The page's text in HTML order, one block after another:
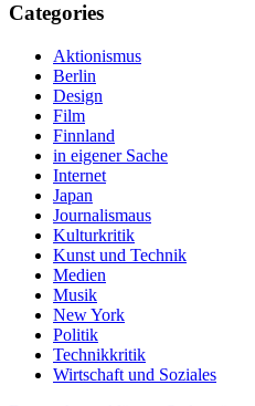
Categories
Aktionismus
Berlin
Design
Film
Finnland
in eigener Sache
Internet
Japan
Journalismaus
Kulturkritik
Kunst und Technik
Medien
Musik
New York
Politik
Technikkritik
Wirtschaft und Soziales